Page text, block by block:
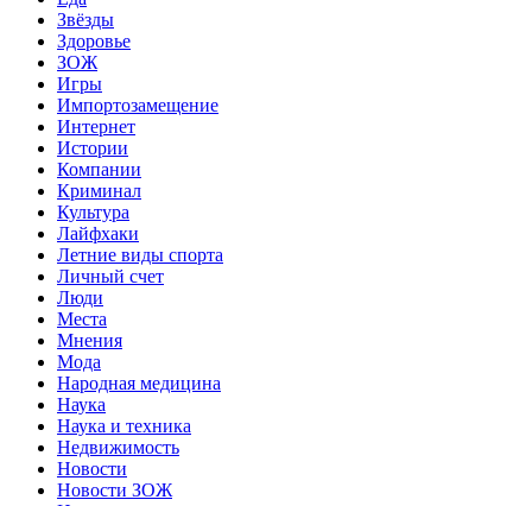
Звёзды
Здоровье
ЗОЖ
Игры
Импортозамещение
Интернет
Истории
Компании
Криминал
Культура
Лайфхаки
Летние виды спорта
Личный счет
Люди
Места
Мнения
Мода
Народная медицина
Наука
Наука и техника
Недвижимость
Новости
Новости ЗОЖ